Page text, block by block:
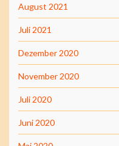
August 2021
Juli 2021
Dezember 2020
November 2020
Juli 2020
Juni 2020